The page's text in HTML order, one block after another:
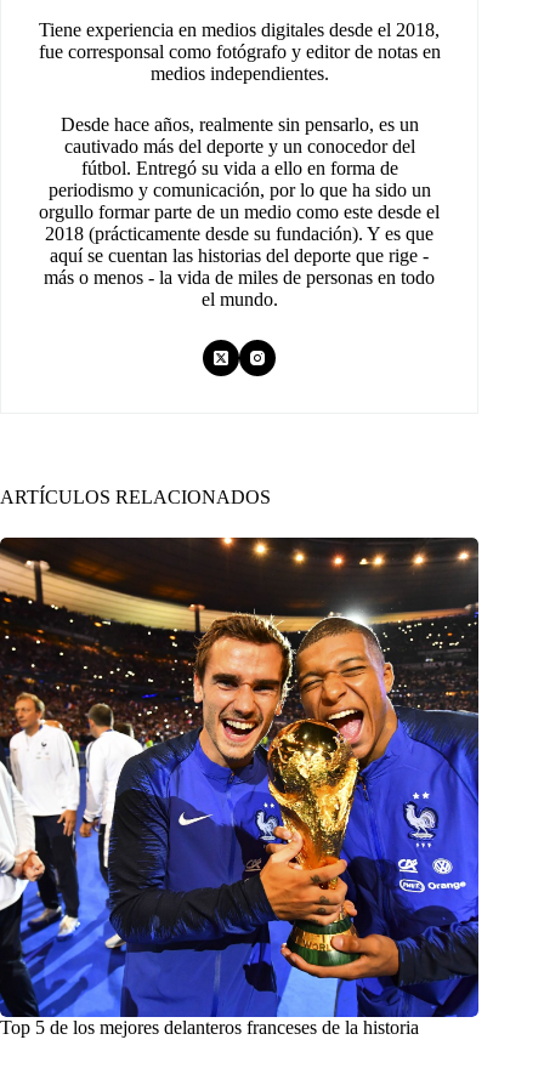
Tiene experiencia en medios digitales desde el 2018,
fue corresponsal como fotógrafo y editor de notas en
medios independientes.
Desde hace años, realmente sin pensarlo, es un
cautivado más del deporte y un conocedor del
fútbol. Entregó su vida a ello en forma de
periodismo y comunicación, por lo que ha sido un
orgullo formar parte de un medio como este desde el
2018 (prácticamente desde su fundación). Y es que
aquí se cuentan las historias del deporte que rige -
más o menos - la vida de miles de personas en todo
el mundo.
ARTÍCULOS RELACIONADOS
Top 5 de los mejores delanteros franceses de la historia